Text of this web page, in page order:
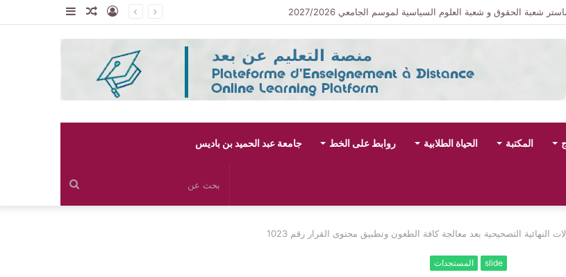
الحقوق و شعبة العلوم السياسية لموسم الجامعي 2027/2026
إضافة
عمود
مقال
عشوائي
تسجيل
الدخول
المكتبة الحياة الطلابية روابط على الخط جامعة عبد الحميد بن باديس
بحث
النهائية التصحيحية بعد معالجة كافة الطعون وتطبيق محتوى القرار رقم 1023
slide المستجدات